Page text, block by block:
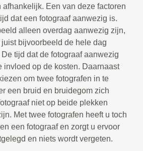
afhankelijk. Een van deze factoren
dat een fotograaf aanwezig is.
alleen overdag aanwezig zijn,
juist bijvoorbeeld de hele dag
tijd dat de fotograaf aanwezig
invloed op de kosten. Daarnaast
om twee fotografen in te
een bruid en bruidegom zich
niet op beide plekken
Met twee fotografen heeft u toch
een fotograaf en zorgt u ervoor
en niets wordt vergeten.